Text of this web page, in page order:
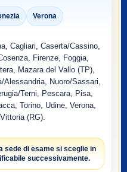
Verona
Cagliari, Caserta/Cassino,
Firenze, Foggia,
Mazara del Vallo (TP),
Alessandria, Nuoro/Sassari,
Terni, Pescara, Pisa,
Torino, Udine, Verona,
(RG).
sede di esame si sceglie in
successivamente.